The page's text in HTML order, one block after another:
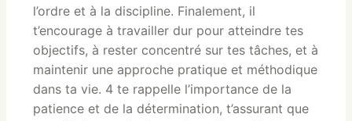
l’ordre et à la discipline. Finalement, il
t’encourage à travailler dur pour atteindre tes
objectifs, à rester concentré sur tes tâches, et à
maintenir une approche pratique et méthodique
dans ta vie. 4 te rappelle l’importance de la
patience et de la détermination, t’assurant que